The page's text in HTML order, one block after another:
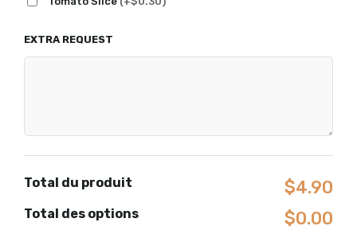
EXTRA REQUEST
Total du produit $4.90
Total des options $0.00